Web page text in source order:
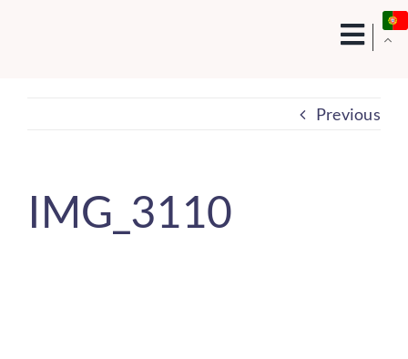
Previous
IMG_3110